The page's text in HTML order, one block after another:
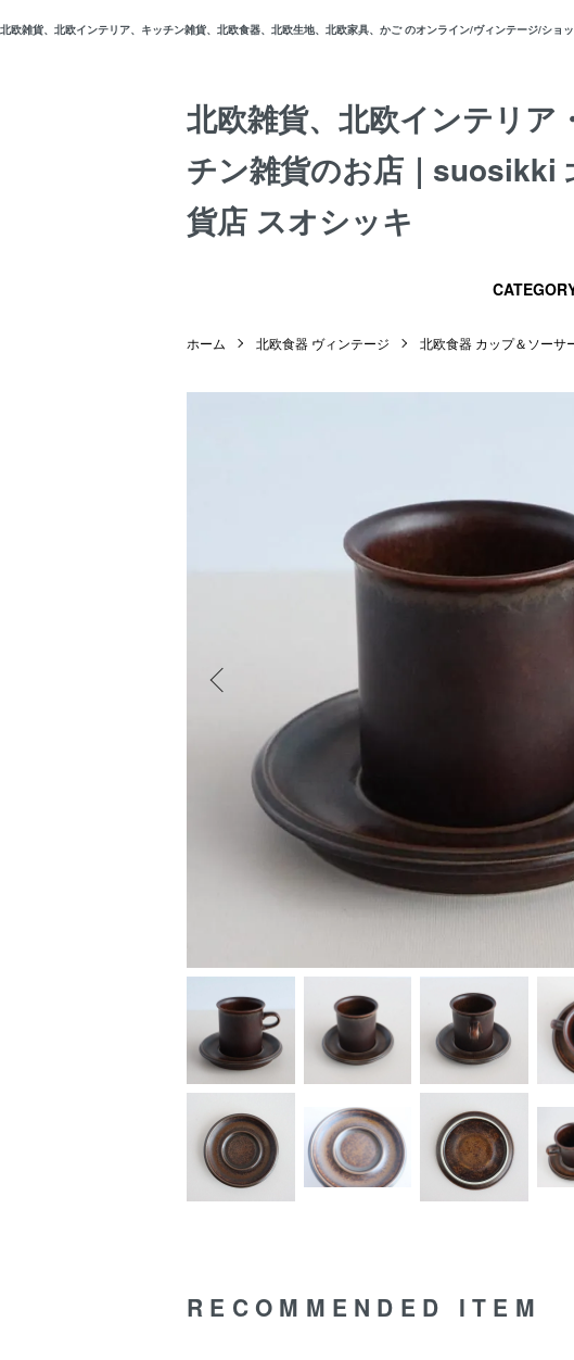
北欧雑貨、北欧インテリア、キッチン雑貨、北欧食器、北欧生地、北欧家具、かご のオンライン/ヴィンテージ/ショ
北欧雑貨、北欧インテリア
チン雑貨のお店｜suosikki
貨店 スオシッキ
ホーム 北欧食器 ヴィンテージ 北欧食器 カップ＆ソーサ
RECOMMENDED ITEM